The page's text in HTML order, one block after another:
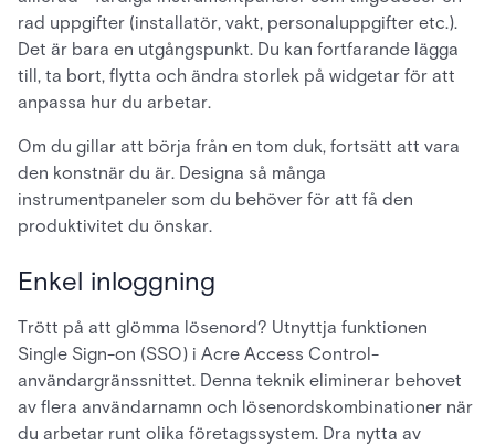
rad uppgifter (installatör, vakt, personaluppgifter etc.).
Det är bara en utgångspunkt. Du kan fortfarande lägga
till, ta bort, flytta och ändra storlek på widgetar för att
anpassa hur du arbetar.
Om du gillar att börja från en tom duk, fortsätt att vara
den konstnär du är. Designa så många
instrumentpaneler som du behöver för att få den
produktivitet du önskar.
Enkel inloggning
Trött på att glömma lösenord? Utnyttja funktionen
Single Sign-on (SSO) i Acre Access Control-
användargränssnittet. Denna teknik eliminerar behovet
av flera användarnamn och lösenordskombinationer när
du arbetar runt olika företagssystem. Dra nytta av